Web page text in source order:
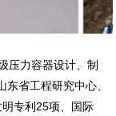
压力容器设计、制
省工程研究中心、
专利25项、国际